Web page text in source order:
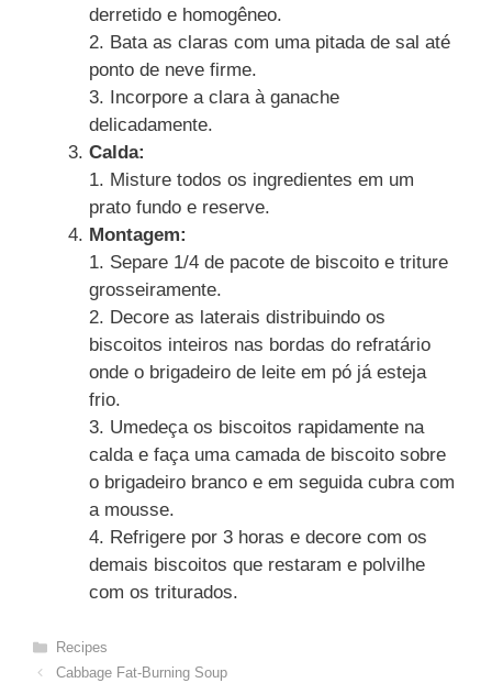
derretido e homogêneo.
2. Bata as claras com uma pitada de sal até
ponto de neve firme.
3. Incorpore a clara à ganache
delicadamente.
Calda:
1. Misture todos os ingredientes em um
prato fundo e reserve.
Montagem:
1. Separe 1/4 de pacote de biscoito e triture
grosseiramente.
2. Decore as laterais distribuindo os
biscoitos inteiros nas bordas do refratário
onde o brigadeiro de leite em pó já esteja
frio.
3. Umedeça os biscoitos rapidamente na
calda e faça uma camada de biscoito sobre
o brigadeiro branco e em seguida cubra com
a mousse.
4. Refrigere por 3 horas e decore com os
demais biscoitos que restaram e polvilhe
com os triturados.
Categories
Recipes
Cabbage Fat-Burning Soup